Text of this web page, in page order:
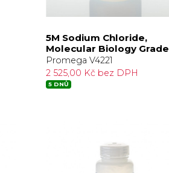
5M Sodium Chloride,
Molecular Biology Grade
Promega V4221
2 525,00 Kč bez DPH
5 DNŮ